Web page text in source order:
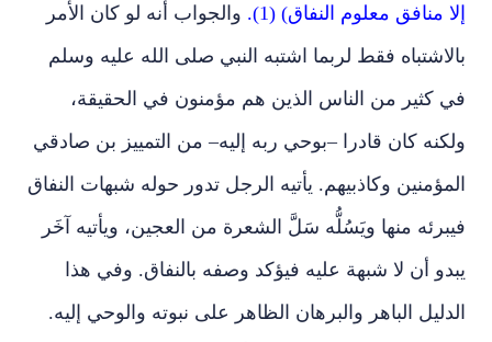
إلا منافق معلوم النفاق) (1).
والجواب أنه لو كان الأمر
بالاشتباه فقط لربما اشتبه النبي صلى الله عليه وسلم
في كثير من الناس الذين هم مؤمنون في الحقيقة،
ولكنه كان قادرا –بوحي ربه إليه– من التمييز بن صادقي
المؤمنين وكاذبيهم. يأتيه الرجل تدور حوله شبهات النفاق
فيبرئه منها ويَسُلُّه سَلَّ الشعرة من العجين، ويأتيه آخَر
يبدو أن لا شبهة عليه فيؤكد وصفه بالنفاق. وفي هذا
الدليل الباهر والبرهان الظاهر على نبوته والوحي إليه.